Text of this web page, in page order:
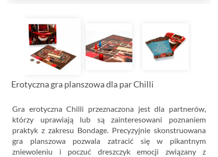
Erotyczna gra planszowa dla par Chilli
Gra erotyczna Chilli przeznaczona jest dla partnerów,
którzy uprawiają lub są zainteresowani poznaniem
praktyk z zakresu Bondage. Precyzyjnie skonstruowana
gra planszowa pozwala zatracić się w pikantnym
zniewoleniu i poczuć dreszczyk emocji związany z